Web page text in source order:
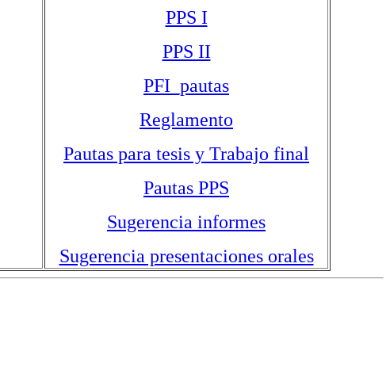
PPS I
PPS II
PFI_pautas
Reglamento
Pautas para tesis y Trabajo final
Pautas PPS
Sugerencia informes
Sugerencia presentaciones orales